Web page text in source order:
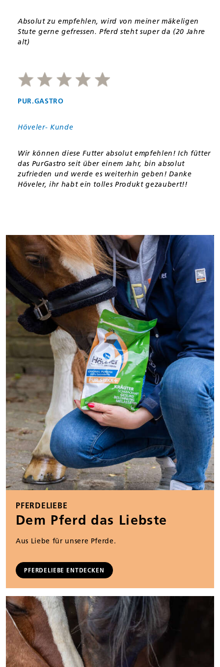
Absolut zu empfehlen, wird von meiner mäkeligen
Stute gerne gefressen. Pferd steht super da (20 Jahre
alt)
PUR.GASTRO
Höveler- Kunde
Wir können diese Futter absolut empfehlen! Ich fütter
das PurGastro seit über einem Jahr, bin absolut
zufrieden und werde es weiterhin geben! Danke
Höveler, ihr habt ein tolles Produkt gezaubert!!
PFERDELIEBE
Dem Pferd das Liebste
Aus Liebe für unsere Pferde.
PFERDELIEBE ENTDECKEN